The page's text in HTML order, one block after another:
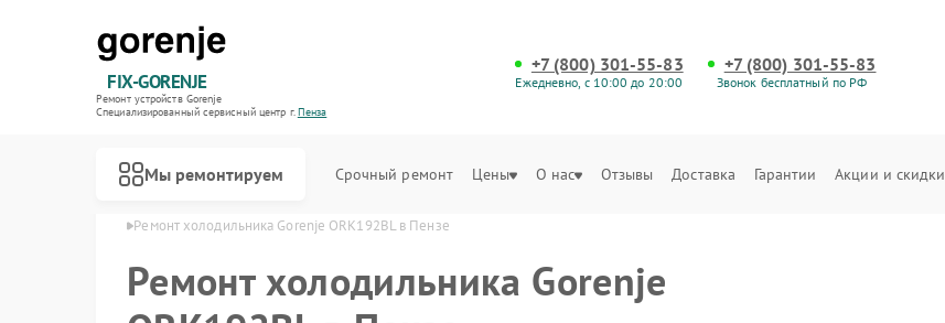
FIX-GORENJE
Ремонт устройств Gorenje
Специализированный cервисный центр г.Пенза
+7 (800) 301-55-83
Ежедневно, с 10:00 до 20:00
+7 (800) 301-55-83
Звонок бесплатный по РФ
Мы ремонтируем Срочный ремонт Цены О нас Отзывы Доставка Гарантии Акции и скидки
Gorenje в Пензе Ремонт холодильника Gorenje ORK192BL в Пензе
Ремонт холодильника Gorenje